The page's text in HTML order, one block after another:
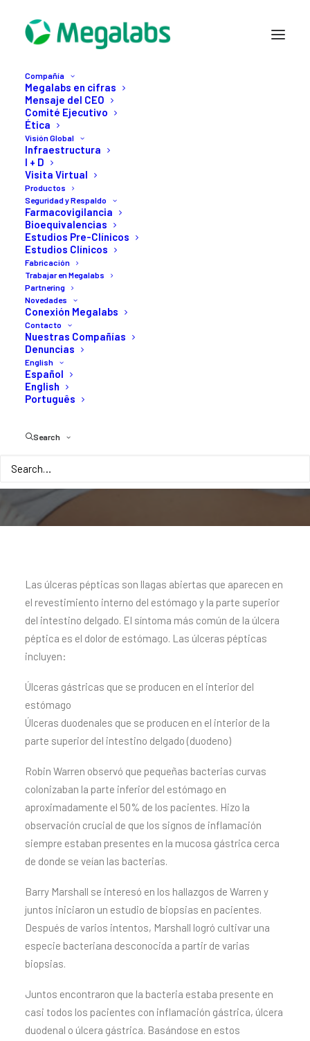
Compañía
Megalabs en cifras
Mensaje del CEO
Comité Ejecutivo
Ética
Visión Global
Infraestructura
I + D
Visita Virtual
Productos
Seguridad y Respaldo
Farmacovigilancia
Bioequivalencias
Estudios Pre-Clínicos
Estudios Clínicos
Fabricación
Trabajar en Megalabs
Partnering
Novedades
Conexión Megalabs
Contacto
Nuestras Compañías
Denuncias
English
Español
English
Português
Search
Lacausa
las úlceras
lainfección
bacteria
pylori
Las úlceras pépticas son llagas abiertas que aparecen en
el revestimiento interno del estómago y la parte superior
del intestino delgado. El síntoma más común de la úlcera
péptica es el dolor de estómago. Las úlceras pépticas
incluyen:
Úlceras gástricas que se producen en el interior del
estómago
Úlceras duodenales que se producen en el interior de la
parte superior del intestino delgado (duodeno)
Robin Warren observó que pequeñas bacterias curvas
colonizaban la parte inferior del estómago en
aproximadamente el 50% de los pacientes. Hizo la
observación crucial de que los signos de inflamación
siempre estaban presentes en la mucosa gástrica cerca
de donde se veían las bacterias.
Barry Marshall se interesó en los hallazgos de Warren y
juntos iniciaron un estudio de biopsias en pacientes.
Después de varios intentos, Marshall logró cultivar una
especie bacteriana desconocida a partir de varias
biopsias.
Juntos encontraron que la bacteria estaba presente en
casi todos los pacientes con inflamación gástrica, úlcera
duodenal o úlcera gástrica. Basándose en estos